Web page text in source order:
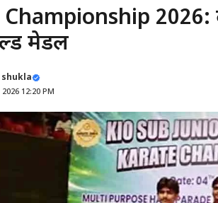
2026:
मेडल
12:20 PM